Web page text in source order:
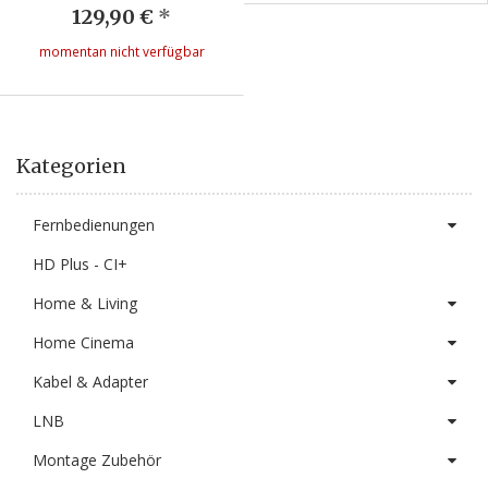
129,90 € *
momentan nicht verfügbar
Kategorien
Fernbedienungen
HD Plus - CI+
Home & Living
Home Cinema
Kabel & Adapter
LNB
Montage Zubehör